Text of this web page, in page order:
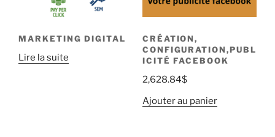
MARKETING DIGITAL
Lire la suite
CRÉATION,
CONFIGURATION,PUBL
ICITÉ FACEBOOK
2,628.84$
Ajouter au panier